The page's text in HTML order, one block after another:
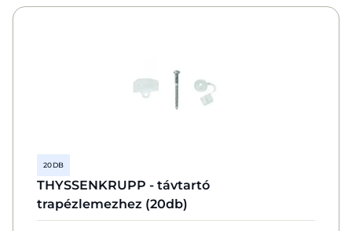
20 DB
THYSSENKRUPP - távtartó
trapézlemezhez (20db)